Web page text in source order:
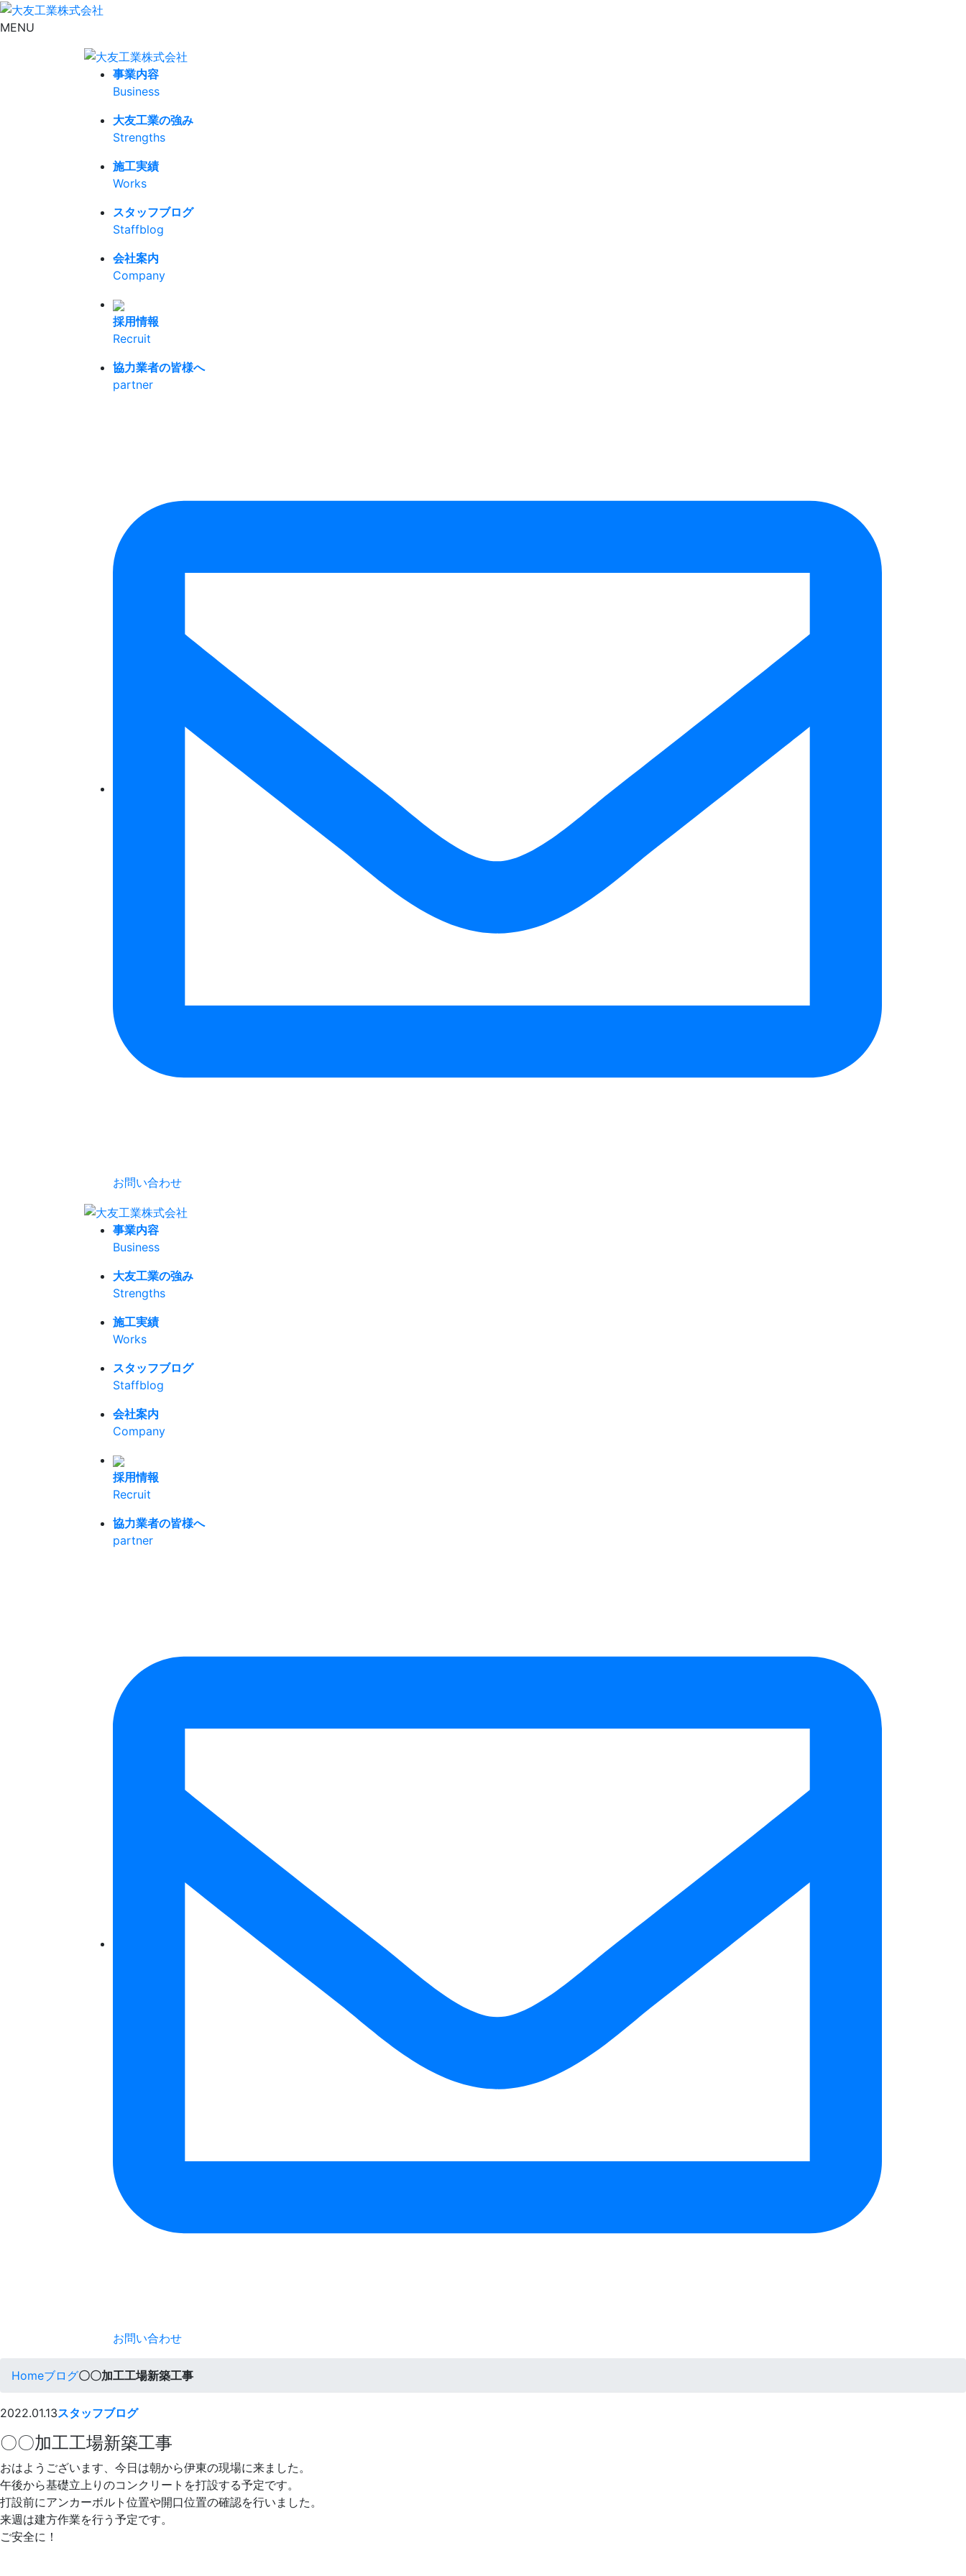
MENU
事業内容
Business
大友工業の強み
Strengths
施工実績
Works
スタッフブログ
Staffblog
会社案内
Company
採用情報
Recruit
協力業者の皆様へ
partner
お問い合わせ
事業内容
Business
大友工業の強み
Strengths
施工実績
Works
スタッフブログ
Staffblog
会社案内
Company
採用情報
Recruit
協力業者の皆様へ
partner
お問い合わせ
Homeブログ〇〇加工工場新築工事
2022.01.13スタッフブログ
〇〇加工工場新築工事
おはようございます、今日は朝から伊東の現場に来ました。
午後から基礎立上りのコンクリートを打設する予定です。
打設前にアンカーボルト位置や開口位置の確認を行いました。
来週は建方作業を行う予定です。
ご安全に！